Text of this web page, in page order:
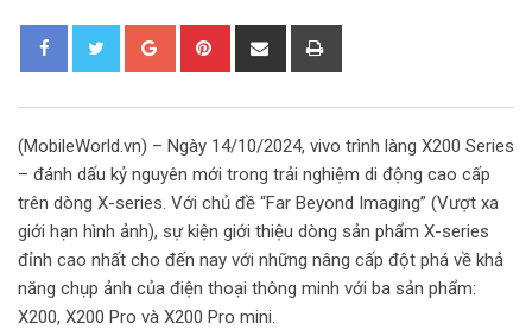
o
l
e
+
i
e
r
e
s
t
h
e
v
i
a
E
m
r
t
(MobileWorld.vn) – Ngày 14/10/2024, vivo trình làng X200 Series
– đánh dấu kỷ nguyên mới trong trải nghiệm di động cao cấp
trên dòng X-series. Với chủ đề “Far Beyond Imaging” (Vượt xa
giới hạn hình ảnh), sự kiện giới thiệu dòng sản phẩm X-series
đỉnh cao nhất cho đến nay với những nâng cấp đột phá về khả
năng chụp ảnh của điện thoại thông minh với ba sản phẩm:
X200, X200 Pro và X200 Pro mini.